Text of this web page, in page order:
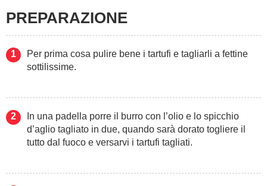
PREPARAZIONE
Per prima cosa pulire bene i tartufi e tagliarli a fettine
sottilissime.
In una padella porre il burro con l’olio e lo spicchio
d’aglio tagliato in due, quando sarà dorato togliere il
tutto dal fuoco e versarvi i tartufi tagliati.